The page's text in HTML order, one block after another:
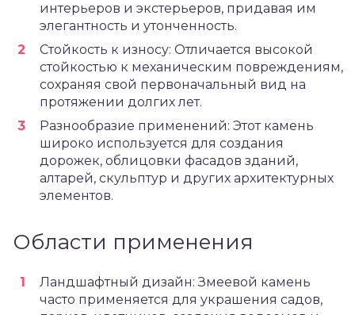
интерьеров и экстерьеров, придавая им
элегантность и утонченность.
Стойкость к износу: Отличается высокой
стойкостью к механическим повреждениям,
сохраняя свой первоначальный вид на
протяжении долгих лет.
Разнообразие применений: Этот камень
широко используется для создания
дорожек, облицовки фасадов зданий,
алтарей, скульптур и других архитектурных
элементов.
Области применения
Ландшафтный дизайн: Змеевой камень
часто применяется для украшения садов,